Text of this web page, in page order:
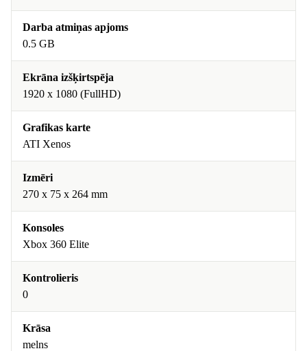
Darba atmiņas apjoms
0.5 GB
Ekrāna izšķirtspēja
1920 x 1080 (FullHD)
Grafikas karte
ATI Xenos
Izmēri
270 x 75 x 264 mm
Konsoles
Xbox 360 Elite
Kontrolieris
0
Krāsa
melns